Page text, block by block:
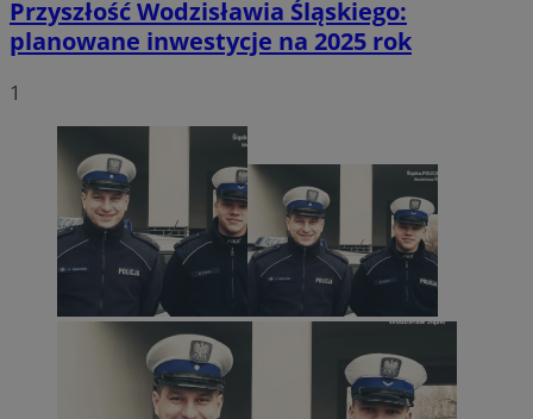
Przyszłość Wodzisławia Śląskiego:
planowane inwestycje na 2025 rok
1